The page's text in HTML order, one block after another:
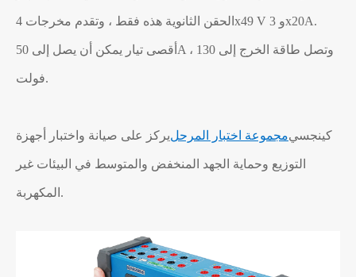
الحقن الثانوية هذه فقط ، وتقدم مخرجات 4x49 V و 3x20A.
أقصى تيار يمكن أن يصل إلى 50A ، وتصل طاقة الخرج إلى 130
فولت.
كينجسيمجموعة اختبار المرحليركز على صيانة واختبار أجهزة
التوزيع وحماية الجهد المنخفض والمتوسط في البيئات غير
المكهربة.